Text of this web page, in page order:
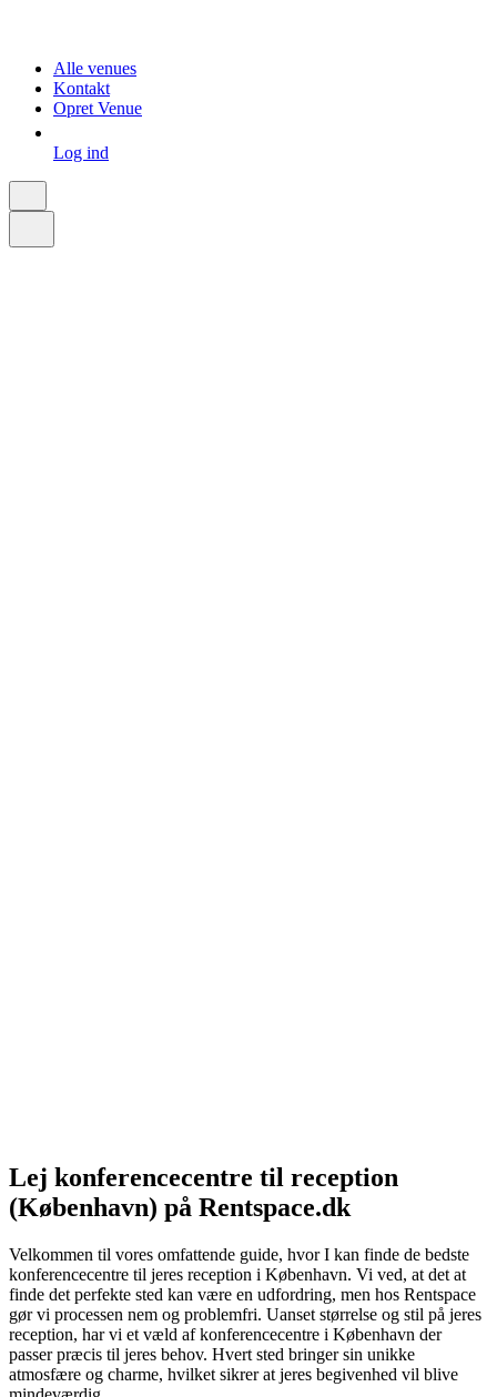
Alle venues
Kontakt
Opret Venue
Log ind
Lej konferencecentre til reception
(København) på Rentspace.dk
Velkommen til vores omfattende guide, hvor I kan finde de bedste
konferencecentre til jeres reception i København. Vi ved, at det at
finde det perfekte sted kan være en udfordring, men hos Rentspace
gør vi processen nem og problemfri. Uanset størrelse og stil på jeres
reception, har vi et væld af konferencecentre i København der
passer præcis til jeres behov. Hvert sted bringer sin unikke
atmosfære og charme, hvilket sikrer at jeres begivenhed vil blive